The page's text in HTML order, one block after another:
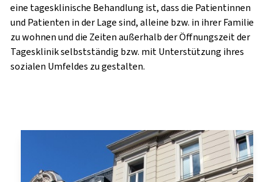
eine tagesklinische Behandlung ist, dass die Patientinnen
und Patienten in der Lage sind, alleine bzw. in ihrer Familie
zu wohnen und die Zeiten außerhalb der Öffnungszeit der
Tagesklinik selbstständig bzw. mit Unterstützung ihres
sozialen Umfeldes zu gestalten.